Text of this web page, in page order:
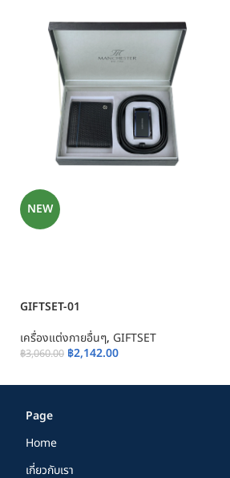
NEW
GIFTSET-01
เครื่องแต่งกายอื่นๆ, GIFTSET
฿3,060.00 ฿2,142.00
Page
Home
เกี่ยวกับเรา